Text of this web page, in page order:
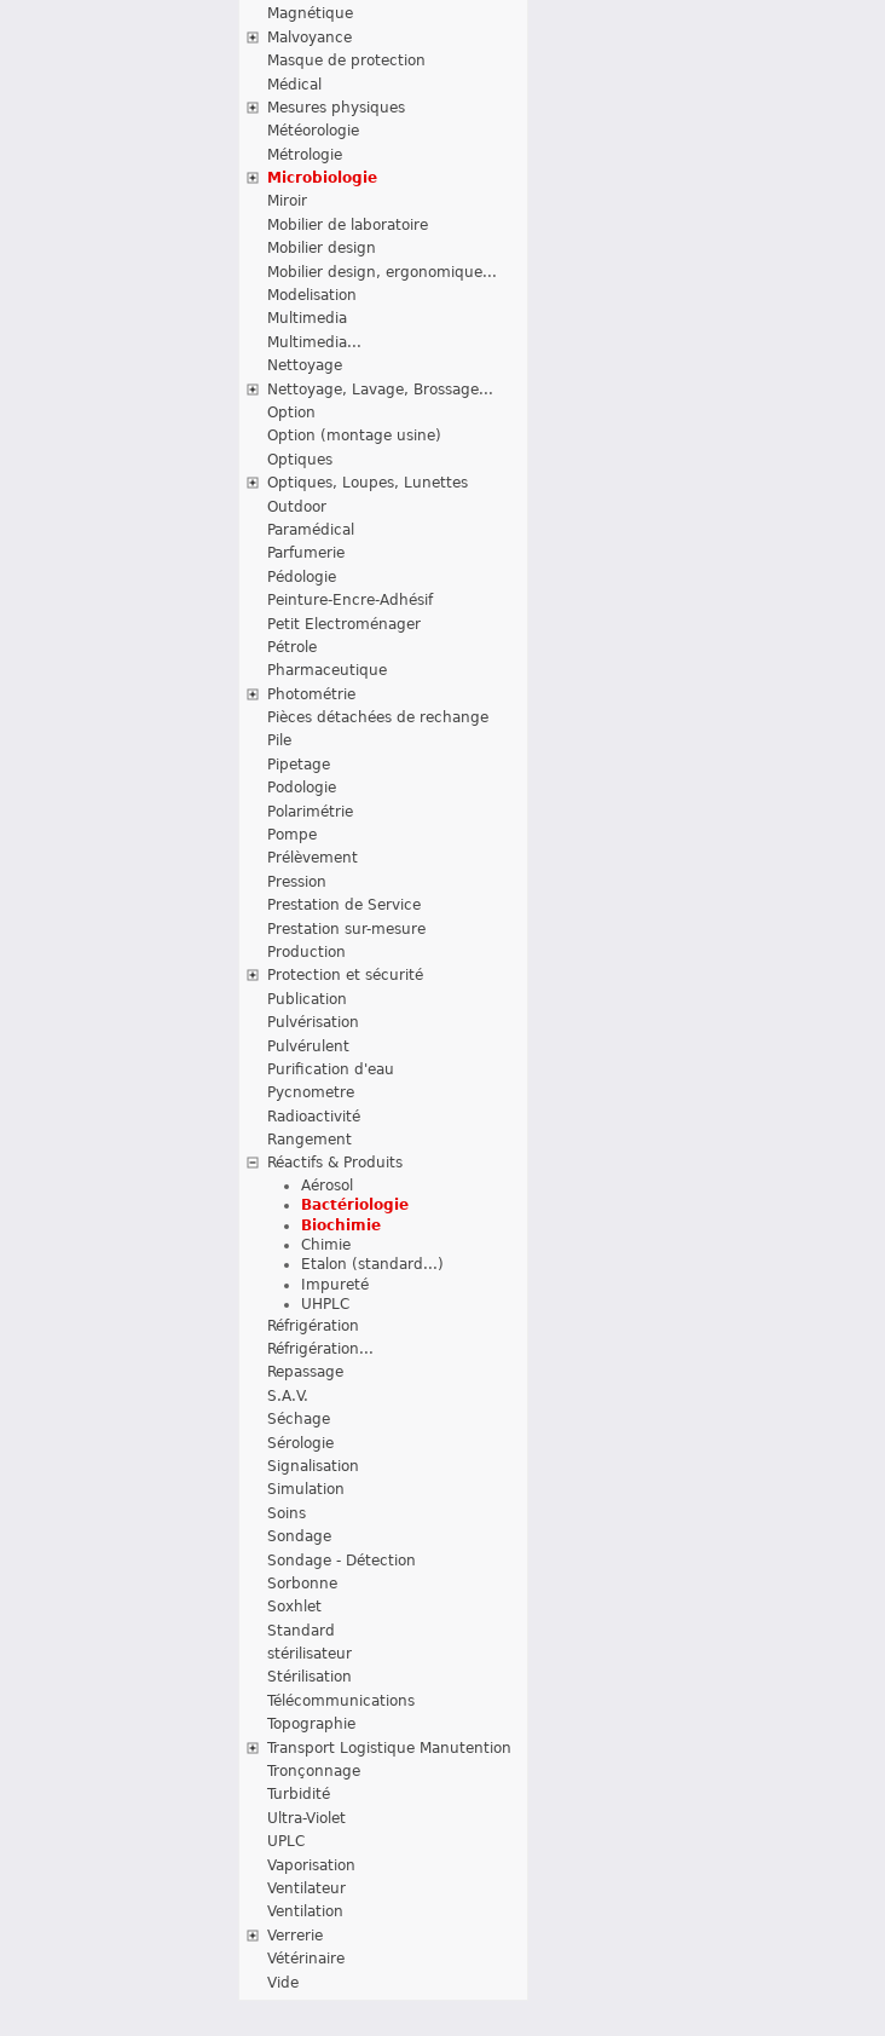
Magnétique
Malvoyance
Masque de protection
Médical
Mesures physiques
Météorologie
Métrologie
Microbiologie
Miroir
Mobilier de laboratoire
Mobilier design
Mobilier design, ergonomique...
Modelisation
Multimedia
Multimedia...
Nettoyage
Nettoyage, Lavage, Brossage...
Option
Option (montage usine)
Optiques
Optiques, Loupes, Lunettes
Outdoor
Paramédical
Parfumerie
Pédologie
Peinture-Encre-Adhésif
Petit Electroménager
Pétrole
Pharmaceutique
Photométrie
Pièces détachées de rechange
Pile
Pipetage
Podologie
Polarimétrie
Pompe
Prélèvement
Pression
Prestation de Service
Prestation sur-mesure
Production
Protection et sécurité
Publication
Pulvérisation
Pulvérulent
Purification d'eau
Pycnometre
Radioactivité
Rangement
Réactifs & Produits
Aérosol
Bactériologie
Biochimie
Chimie
Etalon (standard...)
Impureté
UHPLC
Réfrigération
Réfrigération...
Repassage
S.A.V.
Séchage
Sérologie
Signalisation
Simulation
Soins
Sondage
Sondage - Détection
Sorbonne
Soxhlet
Standard
stérilisateur
Stérilisation
Télécommunications
Topographie
Transport Logistique Manutention
Tronçonnage
Turbidité
Ultra-Violet
UPLC
Vaporisation
Ventilateur
Ventilation
Verrerie
Vétérinaire
Vide